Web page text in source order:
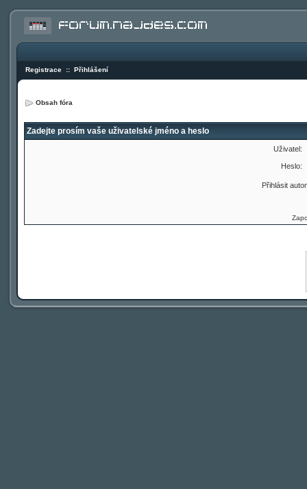
Registrace :: Přihlášení
Obsah fóra
Zadejte prosím vaše uživatelské jméno a heslo
Uživatel:
Heslo:
Přihlásit